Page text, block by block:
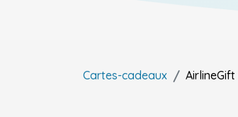
Cartes-cadeaux AirlineGift